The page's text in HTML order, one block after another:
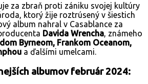
za zbraň proti zániku svojej kultúry
ktorý žije roztrúsený v šiestich
album nahral v Casablance za
Davida Wrencha, známeho
Byrneom, Frankom Oceanom,
a ďalšími umelcami.
albumov február 2024: